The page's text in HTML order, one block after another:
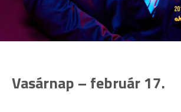
Vasárnap – február 17.